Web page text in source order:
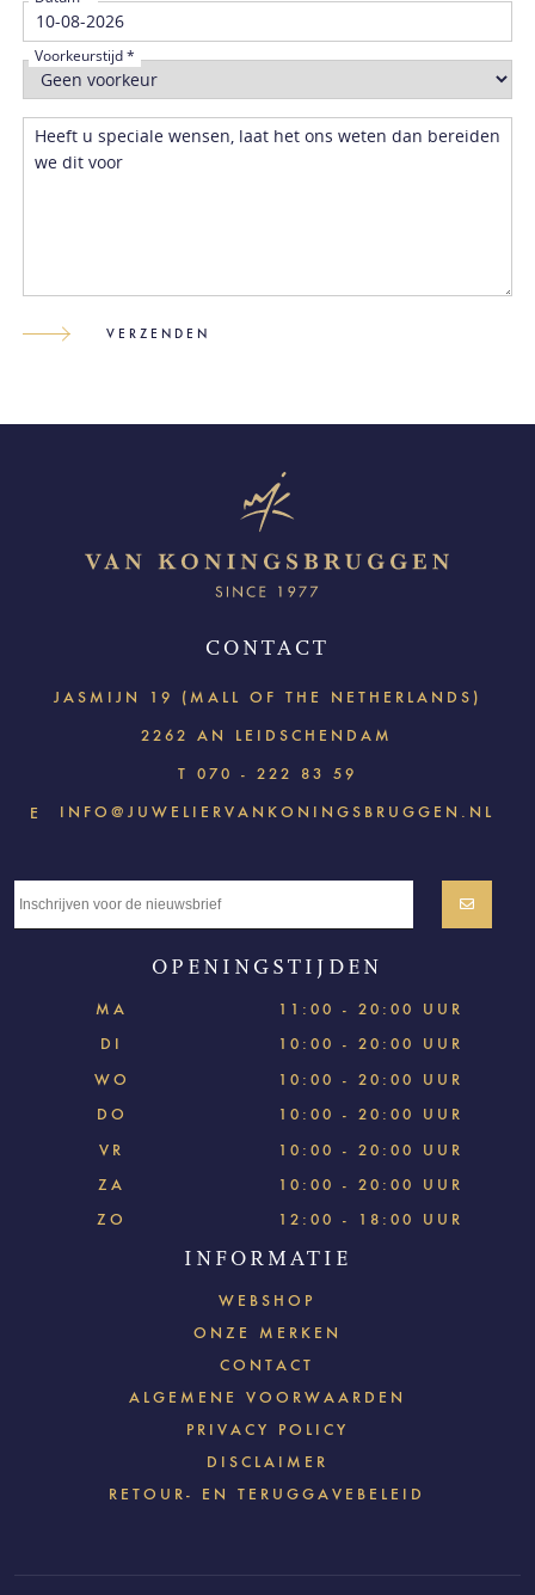
Voorkeurstijd *
Heeft u speciale wensen, laat het ons weten dan bereiden
we dit voor
CONTACT
JASMIJN 19 (MALL OF THE NETHERLANDS)
2262 AN LEIDSCHENDAM
T 070 - 222 83 59
E INFO@JUWELIERVANKONINGSBRUGGEN.NL
OPENINGSTIJDEN
MA
11:00 - 20:00 UUR
DI
10:00 - 20:00 UUR
WO
10:00 - 20:00 UUR
DO
10:00 - 20:00 UUR
VR
10:00 - 20:00 UUR
ZA
10:00 - 20:00 UUR
ZO
12:00 - 18:00 UUR
INFORMATIE
WEBSHOP
ONZE MERKEN
CONTACT
ALGEMENE VOORWAARDEN
PRIVACY POLICY
DISCLAIMER
RETOUR- EN TERUGGAVEBELEID